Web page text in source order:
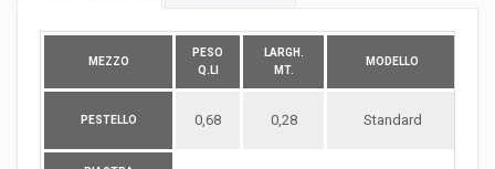
MEZZO
PESO
Q.LI
LARGH.
MT.
MODELLO
PESTELLO 0,68 0,28 Standard